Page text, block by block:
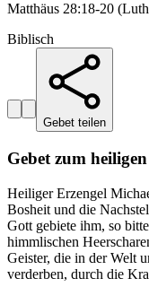
Matthäus 28:18-20
Biblisch
Gebet teilen
Gebet zum
Heiliger Erzengel
Bosheit und die
Gott gebiete ihm, so
himmlischen
Geister, die in der Welt
verderben, durch die